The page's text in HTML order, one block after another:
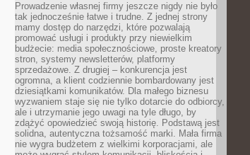
Prowadzenie własnej firmy jeszcze nigdy nie było
tak jednocześnie łatwe i trudne. Z jednej strony
mamy dostęp do narzędzi, które pozwalają
promować usługi i produkty przy niewielkim
budżecie: media społecznościowe, proste kreatory
stron, systemy newsletterów, platformy
sprzedażowe. Z drugiej – konkurencja jest
ogromna, a klient codziennie bombardowany jest
dziesiątkami komunikatów. Dla małego biznesu
wyzwaniem staje się nie tylko dotarcie do odbiorcy,
ale i utrzymanie jego uwagi na tyle długo, by
zdążyć opowiedzieć swoją historię. Podstawą jest
solidna, autentyczna tożsamość marki. Mała firma
nie wygra budżetem z wielkimi korporacjami, ale